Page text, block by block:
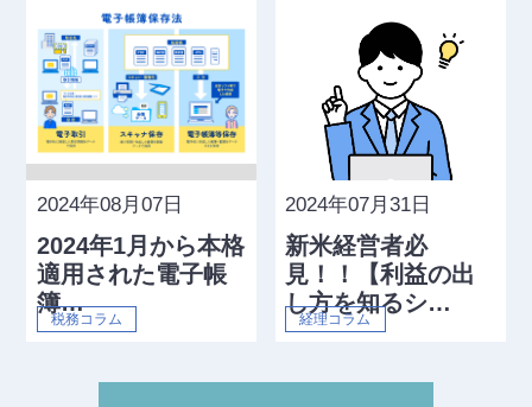
2024年08月07日
2024年1月から本格
適用された電子帳
簿…
税務コラム
2024年07月31日
新米経営者必
見！！【利益の出
し方を知るシ…
経理コラム